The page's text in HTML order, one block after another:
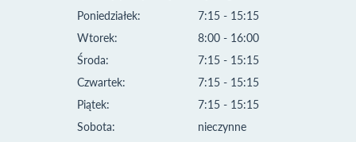
Poniedziałek:
Wtorek:
Środa:
Czwartek:
Piątek:
Sobota:
7:15 - 15:15
8:00 - 16:00
7:15 - 15:15
7:15 - 15:15
7:15 - 15:15
nieczynne